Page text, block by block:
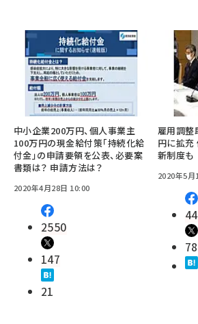
中小企業200万円、個人事業主
100万円の現金給付策「持続化給
付金」の申請要領を公表、必要案
書類は？ 申請方法は？
2020年4月28日 10:00
2550
147
21
雇用調整
円に拡充
新制度も
2020年5月
78